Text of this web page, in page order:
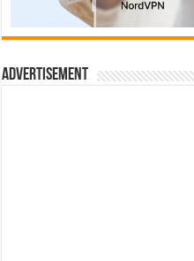
Advertisement